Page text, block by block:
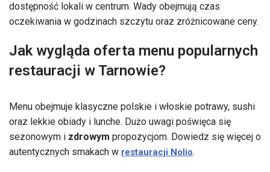
dostępność lokali w centrum. Wady obejmują czas
oczekiwania w godzinach szczytu oraz zróżnicowane ceny.
Jak wygląda oferta menu popularnych
restauracji w Tarnowie?
Menu obejmuje klasyczne polskie i włoskie potrawy, sushi
oraz lekkie obiady i lunche. Dużo uwagi poświęca się
sezonowym i zdrowym propozycjom. Dowiedz się więcej o
autentycznych smakach w restauracji Nolio.